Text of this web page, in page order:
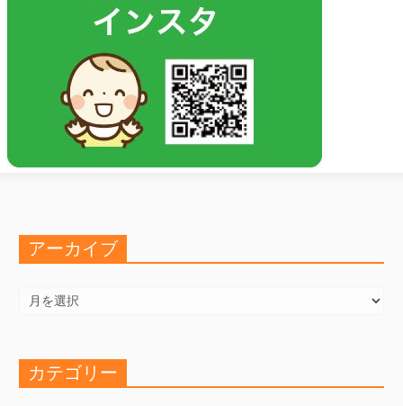
アーカイブ
カ
カテゴリー